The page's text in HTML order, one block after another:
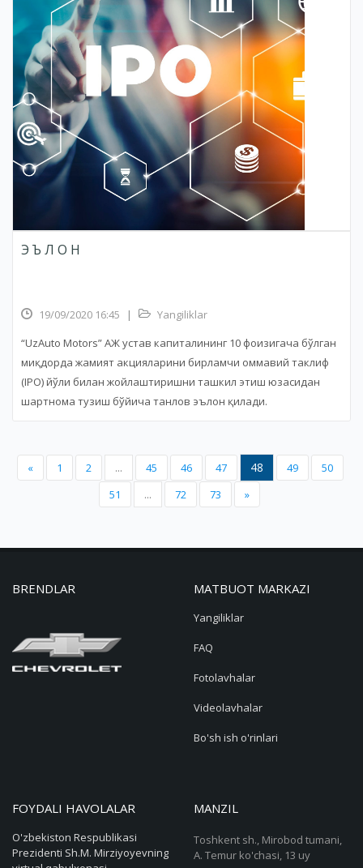
Э Ъ Л О Н
19/09/2020 16:45 |
Yangiliklar
“UzAuto Motors” АЖ устав капиталининг 10 фоизигача бўлган
миқдорда жамият акцияларини бирламчи оммавий таклиф
(IPO) йўли билан жойлаштиришни ташкил этиш юзасидан
шартнома тузиш бўйича танлов эълон қилади.
« 1 2 ... 45 46 47 48 49
50
51
... 72 73 »
BRENDLAR MATBUOT MARKAZI
Yangiliklar
FAQ
Fotolavhalar
Videolavhalar
Bo'sh ish o'rinlari
FOYDALI HAVOLALAR
O'zbekiston Respublikasi
Prezidenti Sh.M. Mirziyoyevning
MANZIL
Toshkent sh., Mirobod tumani,
A. Temur ko'chasi, 13 uy